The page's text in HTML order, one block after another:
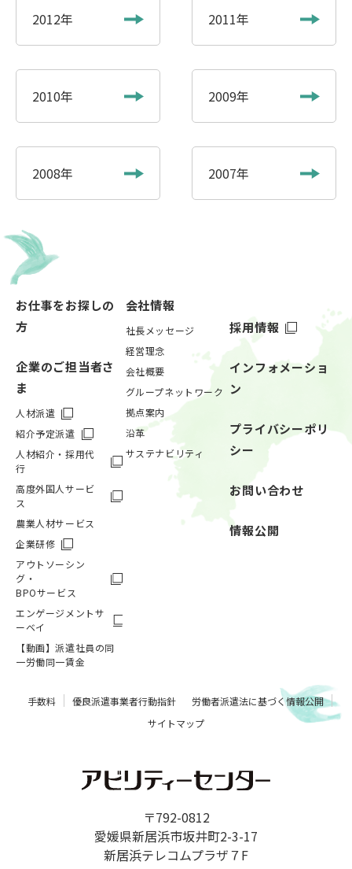
2012年 2011年
2010年 2009年
2008年 2007年
〒792-0812
愛媛県新居浜市坂井町2-3-17
新居浜テレコムプラザ７F
お仕事をお探しの
方
企業のご担当者さ
ま
人材派遣
紹介予定派遣
人材紹介・採用代
行
高度外国人サービ
ス
農業人材サービス
企業研修
アウトソーシン
グ・
BPOサービス
エンゲージメントサ
ーベイ
【動画】派遣社員の同
一労働同一賃金
会社情報
社長メッセージ
経営理念
会社概要
グループネットワーク
拠点案内
沿革
サステナビリティ
採用情報
インフォメーショ
ン
プライバシーポリ
シー
お問い合わせ
情報公開
手数料 優良派遣事業者行動指針
労働者派遣法に基づく情報公開
サイトマップ